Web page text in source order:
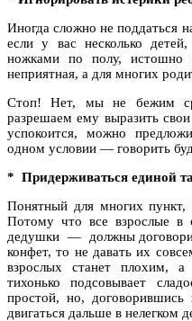
Иногда сложно не поддаться
если у вас несколько
ножками по полу, истошно
неприятная, а для многих
Стоп! Нет, мы не бежим
разрешаем ему выразить
успокоится, можно
одном условии — говорить
* Придерживаться единой
Понятный для многих
Потому что все взрослые
дедушки — должны
конфет, то не давать их
взрослых станет плохим,
тихонько подсовывает
простой, но,
двигаться дальше в нелегком